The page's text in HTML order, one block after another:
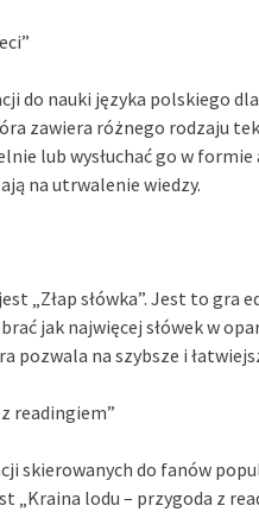
do nauki języka polskiego
zawiera różnego rodzaju
lub wysłuchać go w
na utrwalenie wiedzy.
„Złap słówka”. Jest to gra
jak najwięcej słówek w
pozwala na szybsze i
readingiem”
skierowanych do fanów
„Kraina lodu – przygoda z